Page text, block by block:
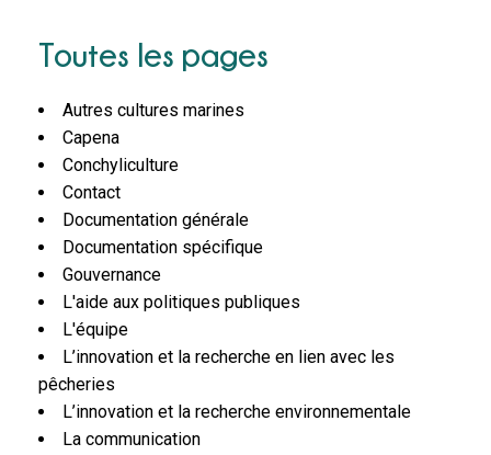
Toutes les pages
Autres cultures marines
Capena
Conchyliculture
Contact
Documentation générale
Documentation spécifique
Gouvernance
L'aide aux politiques publiques
L'équipe
L’innovation et la recherche en lien avec les
pêcheries
L’innovation et la recherche environnementale
La communication